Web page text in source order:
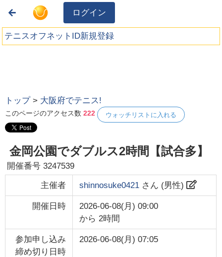
ログイン
テニスオフネットID新規登録
トップ > 大阪府でテニス!
このページのアクセス数222 ウォッチリストに入れる
金岡公園でダブルス2時間【試合多】
開催番号3247539
主催者 shinnosuke0421さん (男性)
開催日時
2026-06-08(月) 09:00
から 2時間
参加申し込み
締め切り日時
2026-06-08(月) 07:05